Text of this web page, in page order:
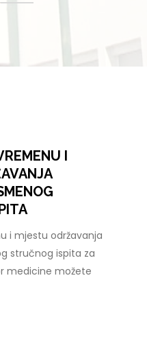
I
i mjestu održavanja
stručnog ispita za
medicine možete